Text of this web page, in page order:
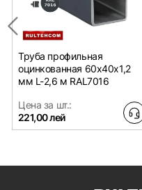
Труба профильная
оцинкованная 60х40x1,2
мм L-2,6 м RAL7016
Цена за шт.:
221,00 лей